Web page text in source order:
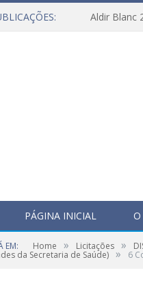
Aldir Blanc
PÁGINA INICIAL
EM: Home » Licitações »
da Secretaria de Saúde) » 6